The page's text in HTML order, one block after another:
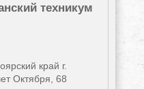
техникум
край г.
Октября, 68